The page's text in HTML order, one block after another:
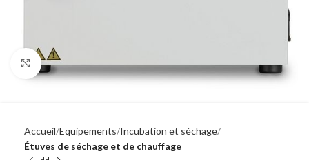
Click to enlarge
Accueil Equipements Incubation et séchage
Étuves de séchage et de chauffage